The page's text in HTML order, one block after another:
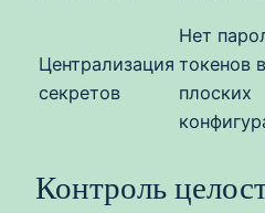
Централизация
секретов
Нет
токенов
плоских
Контроль